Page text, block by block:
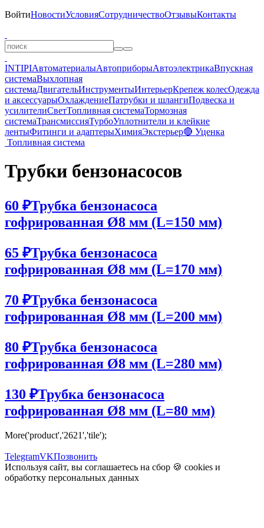
ВойтиНовостиУсловияСотрудничествоОтзывыКонтакты
INTIPIАвтоматериалыАвтоприборыАвтоэлектрикаВпускная
системаВыхлопная
системаДвигательИнструментыИнтерьерКрепеж колесОдежда
и аксессуарыОхлаждениеПатрубки и шлангиПодвеска и
усилителиСветТопливная системаТормозная
системаТрансмиссияТурбоУплотнители и клейкие
лентыФитинги и адаптерыХимияЭкстерьер🔴 Уценка
Топливная система
Трубки бензонасосов
60 ₽Трубка бензонасоса
гофрированная Ø8 мм (L=150 мм)
65 ₽Трубка бензонасоса
гофрированная Ø8 мм (L=170 мм)
70 ₽Трубка бензонасоса
гофрированная Ø8 мм (L=200 мм)
80 ₽Трубка бензонасоса
гофрированная Ø8 мм (L=280 мм)
130 ₽Трубка бензонасоса
гофрированная Ø8 мм (L=80 мм)
More('product','2621','tile');
TelegramVKПозвонить
Используя сайт, вы соглашаетесь на сбор 🍪 cookies и
обработку персональных данных